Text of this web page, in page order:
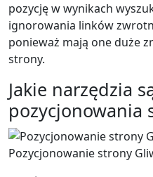
pozycję w wynikach
ignorowania linków
ponieważ mają one duże
strony.
Jakie narzędzia
pozycjonowania
Pozycjonowanie strony